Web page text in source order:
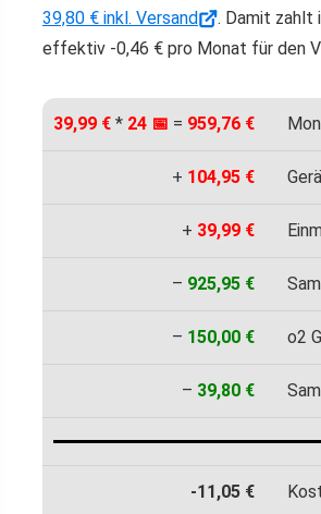
39,80 € inkl. Versand
. Damit zahlt
effektiv -0,46 € pro Monat für den
39,99 € * 24 📅 = 959,76 €
+ 104,95 €
+ 39,99 €
– 925,95 €
– 150,00 € o2
– 39,80 €
-11,05 €